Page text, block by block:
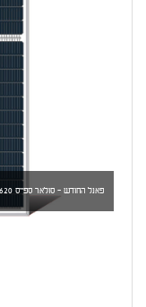
פאנל החודש - סולאר ספייס 620